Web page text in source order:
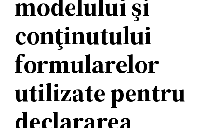
conţinutului
formularelor
utilizate pentru